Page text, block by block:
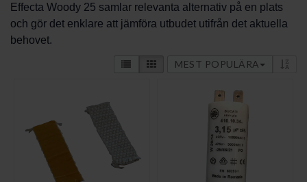
Effecta Woody 25 samlar relevanta alternativ på en plats
och gör det enklare att jämföra utbudet utifrån det aktuella
behovet.
MEST POPULÄRA